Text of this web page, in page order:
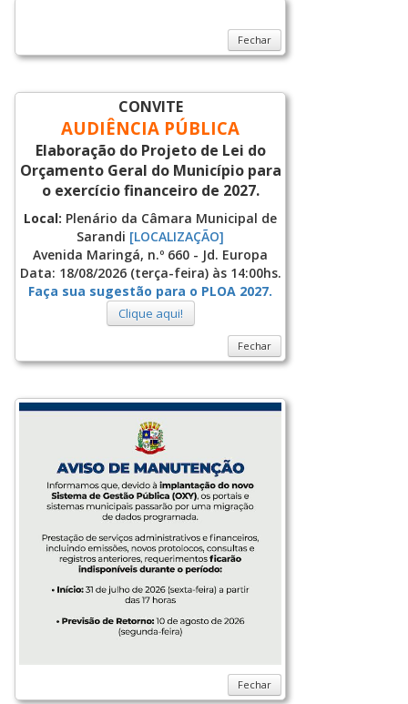
Fechar
CONVITE
AUDIÊNCIA PÚBLICA
Elaboração do Projeto de Lei do
Orçamento Geral do Município para
o exercício financeiro de 2027.
Local: Plenário da Câmara Municipal de
Sarandi [LOCALIZAÇÃO]
Avenida Maringá, n.º 660 - Jd. Europa
Data: 18/08/2026 (terça-feira) às 14:00hs.
Faça sua sugestão para o PLOA 2027.
Clique aqui!
Fechar
Fechar